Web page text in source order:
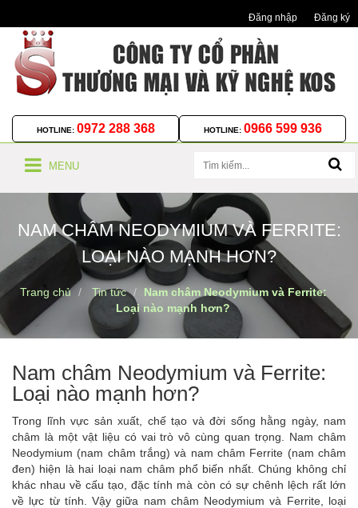
Đăng nhập Đăng ký
HOTLINE: 0972 288 368 HOTLINE: 0966 599 936
MENU
NAM CHÂM NEODYMIUM VÀ FERRITE:
LOẠI NÀO MẠNH HƠN?
Trang chủ Tin tức
Nam châm Neodymium và Ferrite:
Loại nào mạnh hơn?
Nam châm Neodymium và Ferrite:
Loại nào mạnh hơn?
Trong lĩnh vực sản xuất, chế tạo và đời sống hằng ngày, nam
châm là một vật liệu có vai trò vô cùng quan trọng. Nam châm
Neodymium (nam châm trắng) và nam châm Ferrite (nam châm
đen) hiện là hai loại nam châm phổ biến nhất. Chúng không chỉ
khác nhau về cấu tạo, đặc tính mà còn có sự chênh lệch rất lớn
về lực từ tính. Vậy giữa nam châm Neodymium và Ferrite, loại